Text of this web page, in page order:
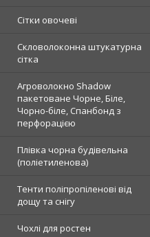
Сітки овочеві
Скловолоконна штукатурна
сітка
Агроволокно Shadow
пакетоване Чорне, Біле,
Чорно-біле, Спанбонд з
перфорацією
Плівка чорна будівельна
(поліетиленова)
Тенти поліпропіленові від
дощу та снігу
Чохлі для ростен